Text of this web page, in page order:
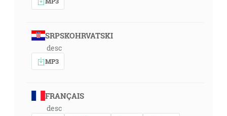
SRPSKOHRVATSKI
desc
MP3
FRANÇAIS
desc